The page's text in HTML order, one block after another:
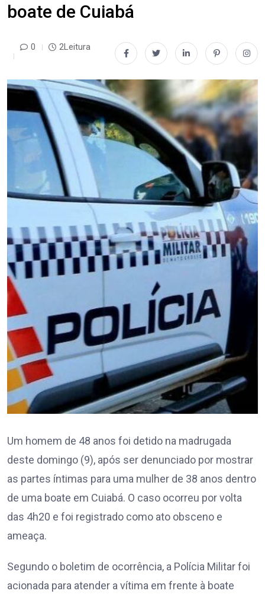
boate de Cuiabá
0 2Leitura
Um homem de 48 anos foi detido na madrugada
deste domingo (9), após ser denunciado por mostrar
as partes íntimas para uma mulher de 38 anos dentro
de uma boate em Cuiabá. O caso ocorreu por volta
das 4h20 e foi registrado como ato obsceno e
ameaça.
Segundo o boletim de ocorrência, a Polícia Militar foi
acionada para atender a vítima em frente à boate